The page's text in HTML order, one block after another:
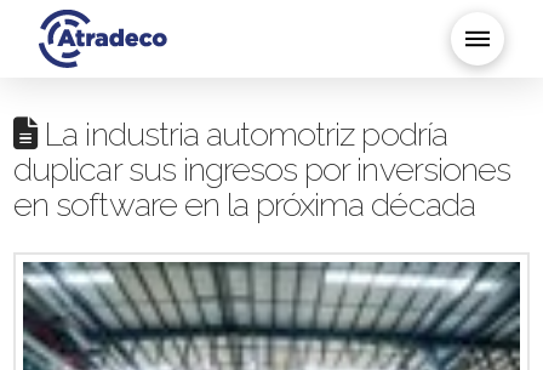
La industria automotriz podría
duplicar sus ingresos por inversiones
en software en la próxima década